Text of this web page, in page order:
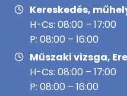
Kereskedés,
H-Cs: 08:00 – 17:00
P: 08:00 – 16:00
Műszaki vizsga,
H-Cs: 08:00 – 17:00
P: 08:00 – 16:00